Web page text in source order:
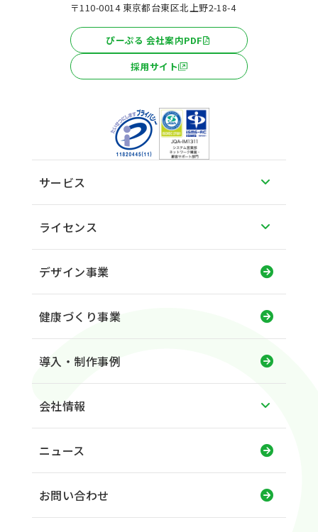
〒110-0014 東京都台東区北上野2-18-4
ぴーぷる 会社案内PDF
採用サイト
サービス
ライセンス
デザイン事業
健康づくり事業
導入・制作事例
会社情報
ニュース
お問い合わせ